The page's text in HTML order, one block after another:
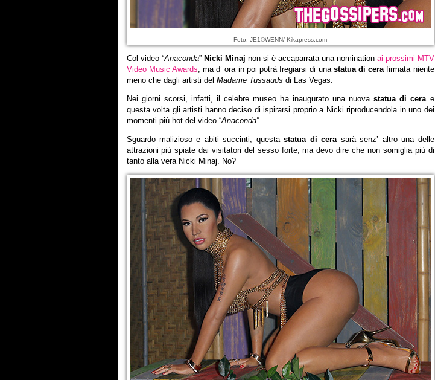
Foto: JE1©WENN/ Kikapress.com
Col video “Anaconda” Nicki Minaj non si è accaparrata una nomination ai prossimi MTV
Video Music Awards, ma d’ ora in poi potrà fregiarsi di unastatua di cerafirmata niente
meno che dagli artisti del Madame Tussauds di Las Vegas.
Nei giorni scorsi, infatti, il celebre museo ha inaugurato una nuovastatua di cerae
questa volta gli artisti hanno deciso di ispirarsi proprio a Nicki riproducendola in uno dei
momenti più hot del video “Anaconda”.
Sguardo malizioso e abiti succinti, questastatua di cerasarà senz’ altro una delle
attrazioni più spiate dai visitatori del sesso forte, ma devo dire che non somiglia più di
tanto alla vera Nicki Minaj. No?